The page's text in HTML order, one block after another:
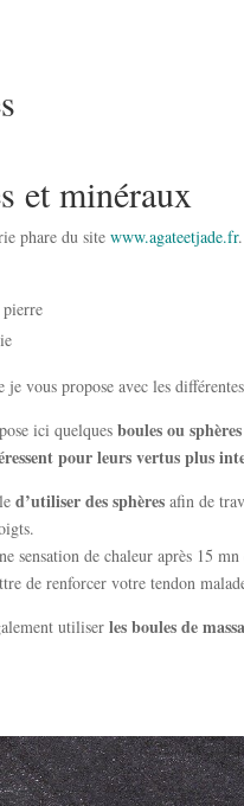
et minéraux
phare du sitewww.agateetjade.fr
pierre
je vous propose avec les
ici quelquesboules ou
pour leurs vertus plus
d’utiliser des sphères afin de
sensation de chaleur après 15 mn
de renforcer votre tendon
utiliserles boules de